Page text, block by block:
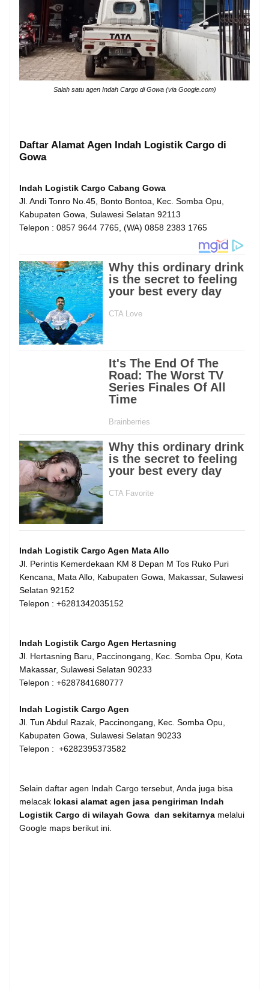
Salah satu agen Indah Cargo di Gowa (via Google.com)
Daftar Alamat Agen Indah Logistik Cargo di
Gowa
Indah Logistik Cargo Cabang Gowa
Jl. Andi Tonro No.45, Bonto Bontoa, Kec. Somba Opu,
Kabupaten Gowa, Sulawesi Selatan 92113
Telepon : 0857 9644 7765, (WA) 0858 2383 1765
Indah Logistik Cargo Agen Mata Allo
Jl. Perintis Kemerdekaan KM 8 Depan M Tos Ruko Puri
Kencana, Mata Allo, Kabupaten Gowa, Makassar, Sulawesi
Selatan 92152
Telepon : +6281342035152
Indah Logistik Cargo Agen Hertasning
Jl. Hertasning Baru, Paccinongang, Kec. Somba Opu, Kota
Makassar, Sulawesi Selatan 90233
Telepon : +6287841680777
Indah Logistik Cargo Agen
Jl. Tun Abdul Razak, Paccinongang, Kec. Somba Opu,
Kabupaten Gowa, Sulawesi Selatan 90233
Telepon : +6282395373582
Selain daftar agen Indah Cargo tersebut, Anda juga bisa
melacak lokasi alamat agen jasa pengiriman Indah
Logistik Cargo di wilayah Gowa dan sekitarnya melalui
Google maps berikut ini.